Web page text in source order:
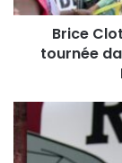
Brice
tournée